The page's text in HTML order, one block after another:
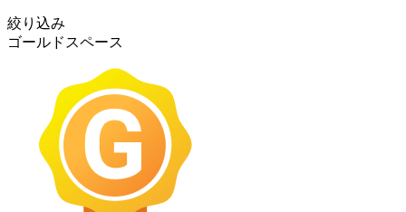
絞り込み
ゴールドスペース